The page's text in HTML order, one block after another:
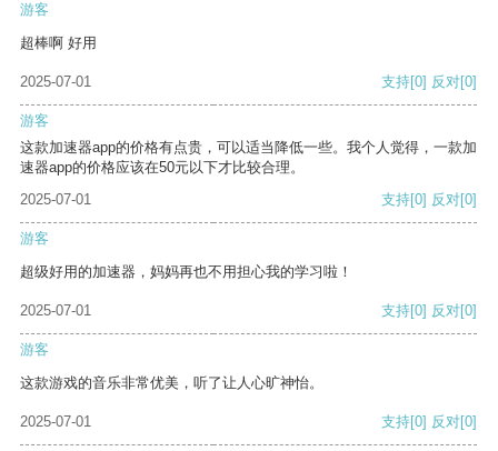
游客
超棒啊 好用
2025-07-01 支持[0] 反对[0]
游客
这款加速器app的价格有点贵，可以适当降低一些。我个人觉得，一款加
速器app的价格应该在50元以下才比较合理。
2025-07-01
支持[0] 反对[0]
游客
超级好用的加速器，妈妈再也不用担心我的学习啦！
2025-07-01 支持[0] 反对[0]
游客
这款游戏的音乐非常优美，听了让人心旷神怡。
2025-07-01 支持[0] 反对[0]